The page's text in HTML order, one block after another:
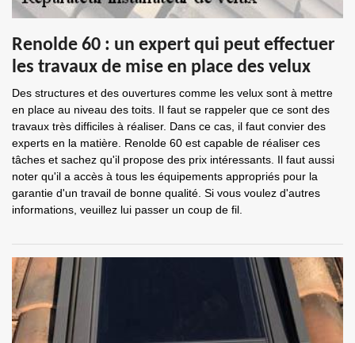
Renolde 60 : un expert qui peut effectuer
les travaux de mise en place des velux
Des structures et des ouvertures comme les velux sont à mettre
en place au niveau des toits. Il faut se rappeler que ce sont des
travaux très difficiles à réaliser. Dans ce cas, il faut convier des
experts en la matière. Renolde 60 est capable de réaliser ces
tâches et sachez qu'il propose des prix intéressants. Il faut aussi
noter qu'il a accès à tous les équipements appropriés pour la
garantie d'un travail de bonne qualité. Si vous voulez d'autres
informations, veuillez lui passer un coup de fil.